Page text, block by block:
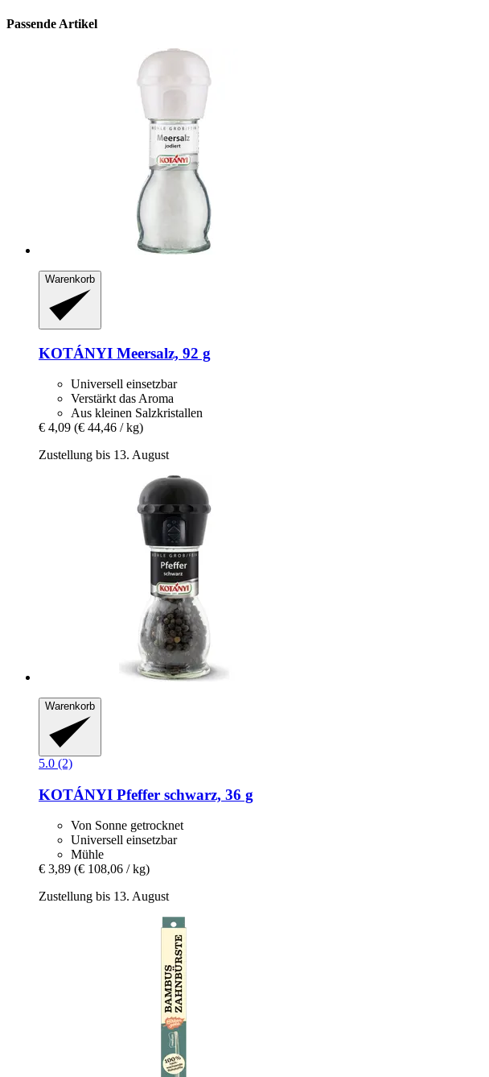
Passende Artikel
Warenkorb
KOTÁNYI Meersalz, 92 g
Universell einsetzbar
Verstärkt das Aroma
Aus kleinen Salzkristallen
€ 4,09 (€ 44,46 / kg)
Zustellung bis 13. August
Warenkorb
5.0 (2)
KOTÁNYI Pfeffer schwarz, 36 g
Von Sonne getrocknet
Universell einsetzbar
Mühle
€ 3,89 (€ 108,06 / kg)
Zustellung bis 13. August